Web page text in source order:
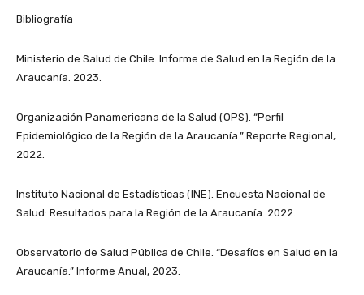
Bibliografía
Ministerio de Salud de Chile. Informe de Salud en la Región de la
Araucanía. 2023.
Organización Panamericana de la Salud (OPS). “Perfil
Epidemiológico de la Región de la Araucanía.” Reporte Regional,
2022.
Instituto Nacional de Estadísticas (INE). Encuesta Nacional de
Salud: Resultados para la Región de la Araucanía. 2022.
Observatorio de Salud Pública de Chile. “Desafíos en Salud en la
Araucanía.” Informe Anual, 2023.